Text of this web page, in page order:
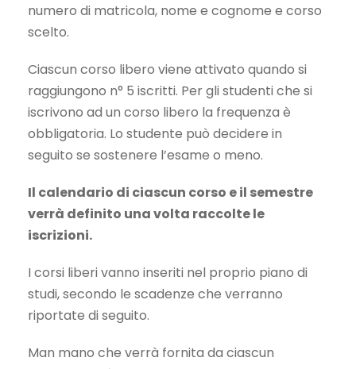
numero di matricola, nome e cognome e corso
scelto.
Ciascun corso libero viene attivato quando si
raggiungono n° 5 iscritti. Per gli studenti che si
iscrivono ad un corso libero la frequenza è
obbligatoria. Lo studente può decidere in
seguito se sostenere l’esame o meno.
Il calendario di ciascun corso e il semestre
verrà definito una volta raccolte le
iscrizioni.
I corsi liberi vanno inseriti nel proprio piano di
studi, secondo le scadenze che verranno
riportate di seguito.
Man mano che verrà fornita da ciascun